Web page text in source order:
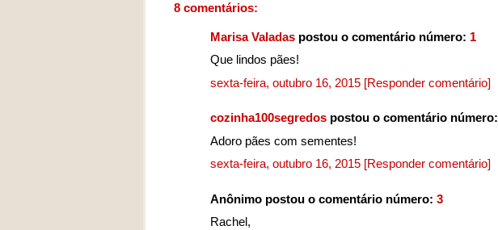
8 comentários:
Marisa Valadas postou o comentário número: 1
Que lindos pães!
sexta-feira, outubro 16, 2015 [Responder comentário]
cozinha100segredos postou o comentário número:
Adoro pães com sementes!
sexta-feira, outubro 16, 2015 [Responder comentário]
Anônimo postou o comentário número: 3
Rachel,